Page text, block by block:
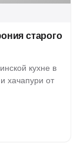
старого
кухне в
хачапури от